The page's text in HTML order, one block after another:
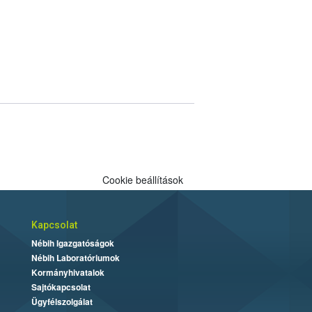
Cookie beállítások
Kapcsolat
Nébih Igazgatóságok
Nébih Laboratóriumok
Kormányhivatalok
Sajtókapcsolat
Ügyfélszolgálat